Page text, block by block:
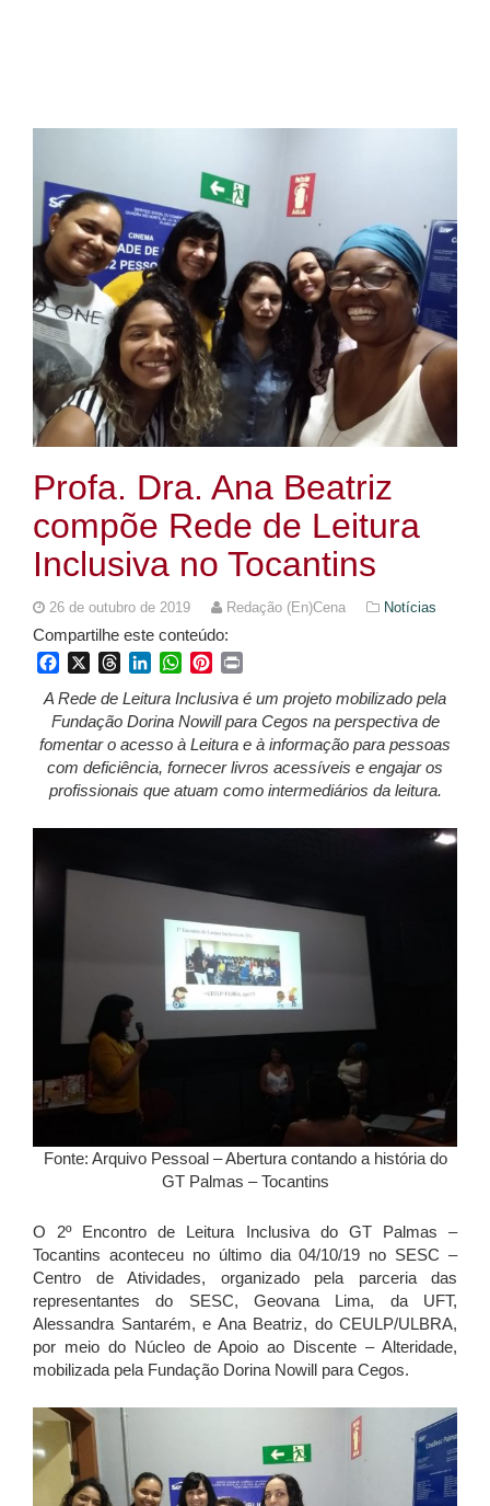
Profa. Dra. Ana Beatriz
compõe Rede de Leitura
Inclusiva no Tocantins
26 de outubro de 2019 Redação (En)Cena Notícias
Compartilhe este conteúdo:
FacebookThreadsLinkedInWhatsApp
Pinterest
A Rede de Leitura Inclusiva é um projeto mobilizado pela
Fundação Dorina Nowill para Cegos na perspectiva de
fomentar o acesso à Leitura e à informação para pessoas
com deficiência, fornecer livros acessíveis e engajar os
profissionais que atuam como intermediários da leitura.
Fonte: Arquivo Pessoal – Abertura contando a história do
GT Palmas – Tocantins
O 2º Encontro de Leitura Inclusiva do GT Palmas –
Tocantins aconteceu no último dia 04/10/19 no SESC –
Centro de Atividades, organizado pela parceria das
representantes do SESC, Geovana Lima, da UFT,
Alessandra Santarém, e Ana Beatriz, do CEULP/ULBRA,
por meio do Núcleo de Apoio ao Discente – Alteridade,
mobilizada pela Fundação Dorina Nowill para Cegos.